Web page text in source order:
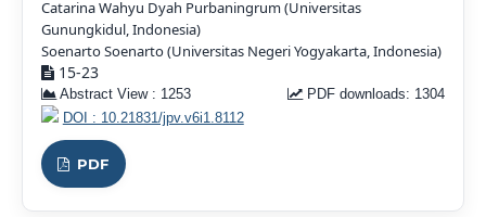
Catarina Wahyu Dyah Purbaningrum (Universitas
Gunungkidul, Indonesia)
Soenarto Soenarto (Universitas Negeri Yogyakarta, Indonesia)
15-23
Abstract View : 1253
PDF downloads: 1304
DOI : 10.21831/jpv.v6i1.8112
PDF